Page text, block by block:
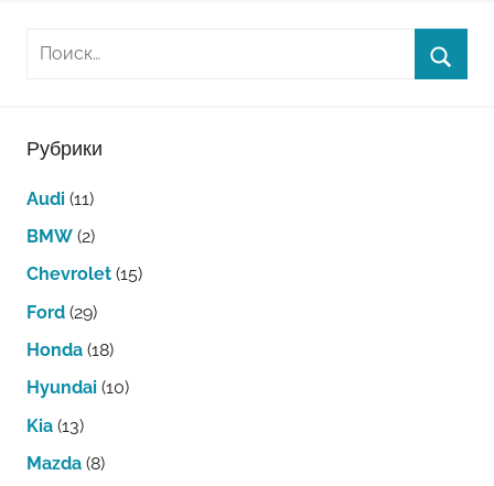
Рубрики
Audi (11)
BMW (2)
Chevrolet (15)
Ford (29)
Honda (18)
Hyundai (10)
Kia (13)
Mazda (8)